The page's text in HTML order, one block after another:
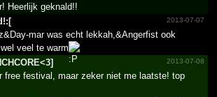
Heerlijk geknald!!
2013-07-07
mar was echt lekkah,&Angerfist ook
veel te warm
2013-07-08
free festival, maar zeker niet me laatste! top